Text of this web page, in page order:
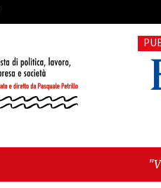
"Vietri sul Mare,
morde il futuro"